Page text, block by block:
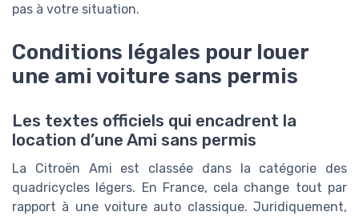
pas à votre situation.
Conditions légales pour louer
une ami voiture sans permis
Les textes officiels qui encadrent la
location d’une Ami sans permis
La Citroën Ami est classée dans la catégorie des
quadricycles légers. En France, cela change tout par
rapport à une voiture auto classique. Juridiquement,